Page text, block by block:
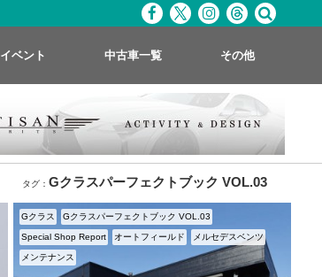
イベント 中古車一覧 その他
タグ： Gクラスパーフェクトブック VOL.03
Gクラス Gクラスパーフェクトブック VOL.03
Special Shop Report オートフィールド メルセデスベンツ
メンテナンス